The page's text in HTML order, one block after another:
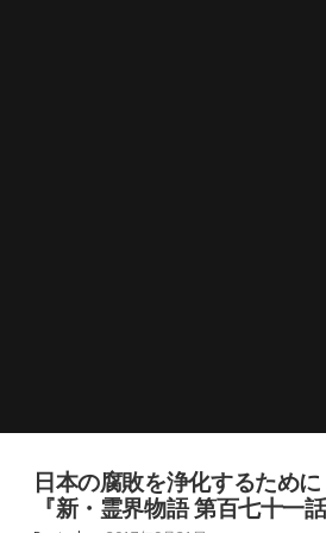
日本の腐敗
『新・霊界物語 第百七十一話